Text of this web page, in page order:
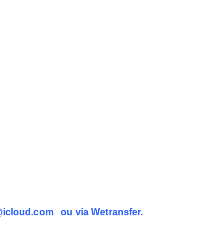
ou via Wetransfer.